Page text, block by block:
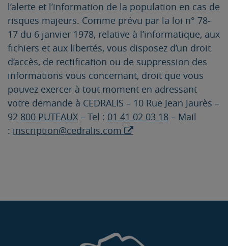
l’alerte et l’information de la population en cas de
risques majeurs. Comme prévu par la loi n° 78-
17 du 6 janvier 1978, relative à l’informatique, aux
fichiers et aux libertés, vous disposez d’un droit
d’accès, de rectification ou de suppression des
informations vous concernant, droit que vous
pouvez exercer à tout moment en adressant
votre demande à CEDRALIS – 10 Rue Jean Jaurès –
92 800 PUTEAUX – Tel : 01 41 02 03 18 – Mail
: inscription@cedralis.com